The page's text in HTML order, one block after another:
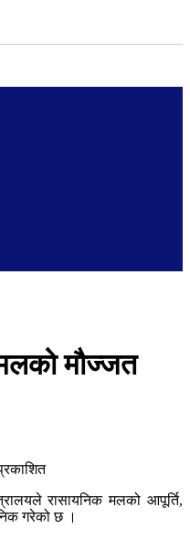
मौज्जत
रासायनिक मलको आपूर्ति,
गरेको छ ।